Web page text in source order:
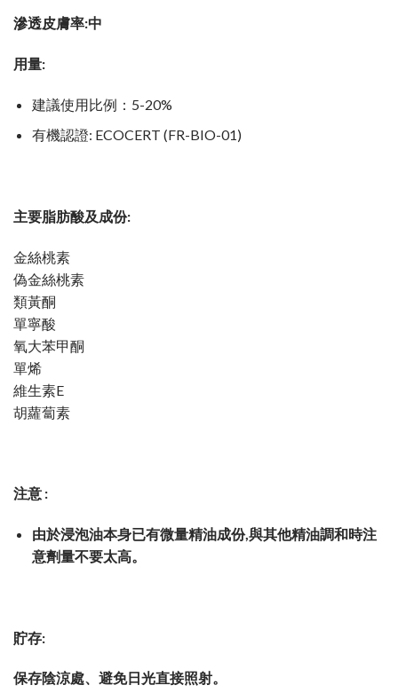
滲透皮膚率:中
用量:
建議使用比例：5-20%
有機認證: ECOCERT (FR-BIO-01)
主要脂肪酸及成份:
金絲桃素
偽金絲桃素
類黃酮
單寧酸
氧大苯甲酮
單烯
維生素E
胡蘿蔔素
注意 :
由於浸泡油本身已有微量精油成份,與其他精油調和時注
意劑量不要太高。
貯存:
保存陰涼處、避免日光直接照射。